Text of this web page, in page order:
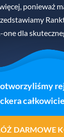
ponieważ
dla
DARMOWE